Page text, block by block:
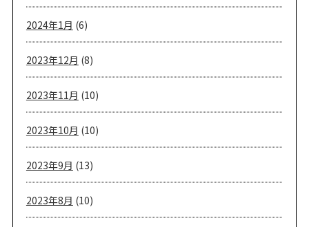
2024年1月 (6)
2023年12月 (8)
2023年11月 (10)
2023年10月 (10)
2023年9月 (13)
2023年8月 (10)